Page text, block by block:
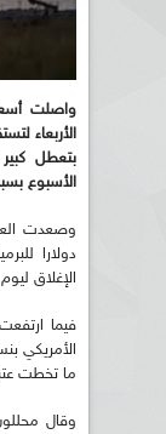
واصلت
الأربعاء
بتعطل
الأسبوع
الإغلاق ليوم
فيما
ما تخطت عتبة 60 دولارا يوم
وقال